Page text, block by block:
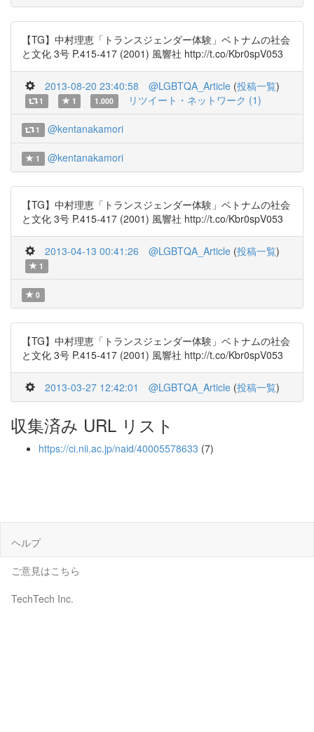
【TG】中村理恵「トランスジェンダー体験」ベトナムの社会
と文化 3号 P.415-417 (2001) 風響社 http://t.co/Kbr0spV053
2013-08-20 23:40:58 @LGBTQA_Article (投稿一覧)
1 1 1.000 リツイート・ネットワーク (1)
1 @kentanakamori
1 @kentanakamori
【TG】中村理恵「トランスジェンダー体験」ベトナムの社会
と文化 3号 P.415-417 (2001) 風響社 http://t.co/Kbr0spV053
2013-04-13 00:41:26 @LGBTQA_Article (投稿一覧)
1
0
【TG】中村理恵「トランスジェンダー体験」ベトナムの社会
と文化 3号 P.415-417 (2001) 風響社 http://t.co/Kbr0spV053
2013-03-27 12:42:01 @LGBTQA_Article (投稿一覧)
収集済み URL リスト
https://ci.nii.ac.jp/naid/40005578633 (7)
ヘルプ
ご意見はこちら
TechTech Inc.